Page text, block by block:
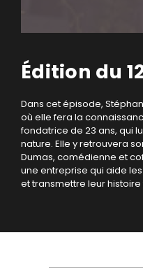
Édition du
Dans cet épisode,
où elle fera la
fondatrice de 23 ans, qui
nature. Elle y retrouvera
Dumas, comédienne et
une entreprise qui aide
et transmettre leur